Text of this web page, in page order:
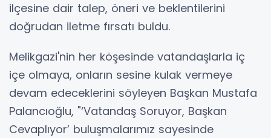
ilçesine dair talep, öneri ve beklentilerini
doğrudan iletme fırsatı buldu.
Melikgazi'nin her köşesinde vatandaşlarla iç
içe olmaya, onların sesine kulak vermeye
devam edeceklerini söyleyen Başkan Mustafa
Palancıoğlu, "‘Vatandaş Soruyor, Başkan
Cevaplıyor’ buluşmalarımız sayesinde